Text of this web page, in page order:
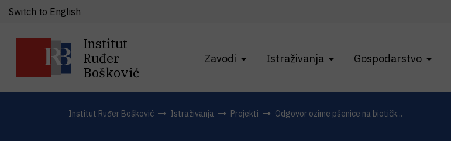
Institut
Ruđer
Bošković
Zavodi Istraživanja Gospodarstvo
Switch to English
Institut Ruđer Bošković Istraživanja Projekti Odgovor ozime pšenice na biotičk...